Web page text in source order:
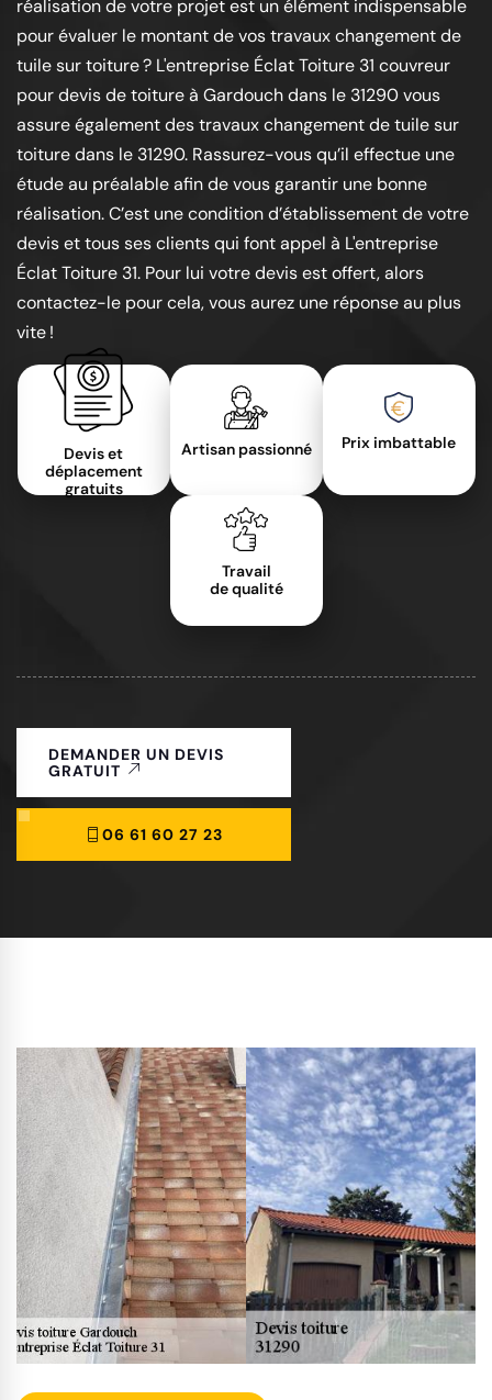
réalisation de votre projet est un élément indispensable
pour évaluer le montant de vos travaux changement de
tuile sur toiture ? L'entreprise Éclat Toiture 31 couvreur
pour devis de toiture à Gardouch dans le 31290 vous
assure également des travaux changement de tuile sur
toiture dans le 31290. Rassurez-vous qu’il effectue une
étude au préalable afin de vous garantir une bonne
réalisation. C’est une condition d’établissement de votre
devis et tous ses clients qui font appel à L'entreprise
Éclat Toiture 31. Pour lui votre devis est offert, alors
contactez-le pour cela, vous aurez une réponse au plus
vite !
Devis et
déplacement
gratuits
Artisan passionné Prix imbattable
Travail
de qualité
DEMANDER UN DEVIS
GRATUIT
06 61 60 27 23